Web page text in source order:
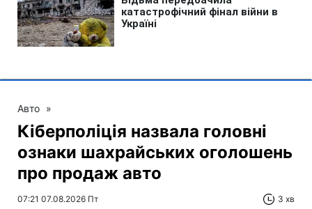
Авто »
Кіберполіція назвала головні
ознаки шахрайських оголошень
про продаж авто
07:21 07.08.2026 Пт 3 хв